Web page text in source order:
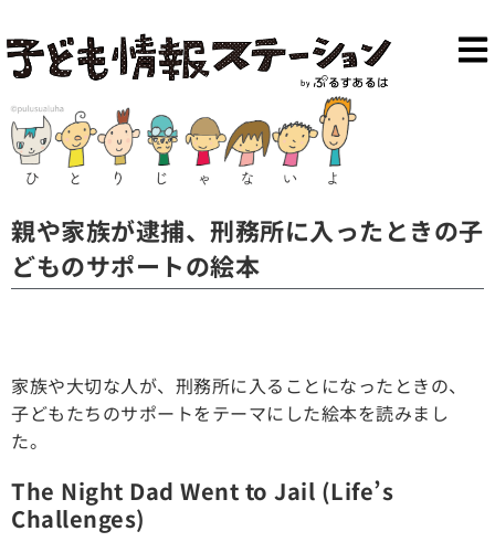
親や家族が逮捕、刑務所に入ったときの子
どものサポートの絵本
家族や大切な人が、刑務所に入ることになったときの、
子どもたちのサポートをテーマにした絵本を読みまし
た。
The Night Dad Went to Jail (Life’s
Challenges)